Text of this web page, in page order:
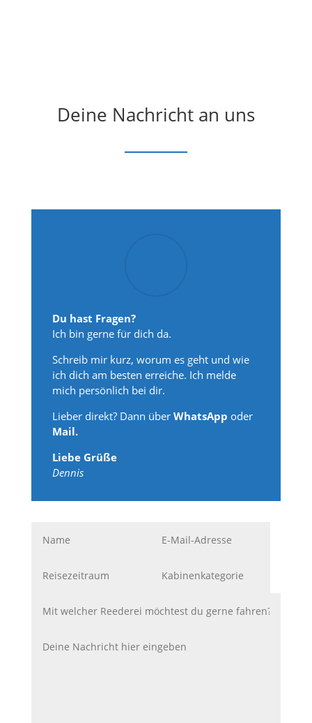
Deine Nachricht an uns
Du hast Fragen?
Ich bin gerne für dich da.
Schreib mir kurz, worum es geht und wie
ich dich am besten erreiche. Ich melde
mich persönlich bei dir.
Lieber direkt? Dann überWhatsApp oder
Mail.
Liebe Grüße
Dennis